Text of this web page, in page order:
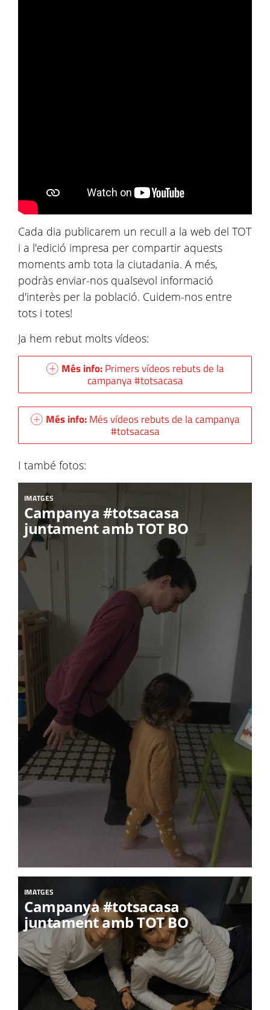
Cada dia publicarem un recull a la web del TOT
i a l'edició impresa per compartir aquests
moments amb tota la ciutadania. A més,
podràs enviar-nos qualsevol informació
d'interès per la població. Cuidem-nos entre
tots i totes!
Ja hem rebut molts vídeos:
Més info:Primers vídeos rebuts de la
campanya #totsacasa
Més info:Més vídeos rebuts de la campanya
#totsacasa
I també fotos:
IMATGES
Campanya #totsacasa
juntament amb TOT BO
IMATGES
Campanya #totsacasa
juntament amb TOT BO